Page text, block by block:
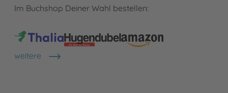
Im Buchshop Deiner Wahl bestellen:
weitere
Shops anzeigen